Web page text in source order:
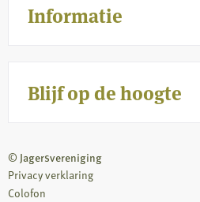
Informatie
Blijf op de hoogte
© Jagersvereniging
Privacy verklaring
Colofon